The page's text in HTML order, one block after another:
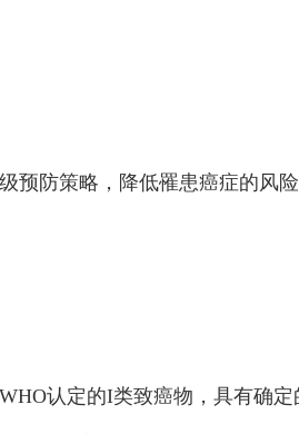
预防策略，降低罹患癌症的风险
认定的I类致癌物，具有确定